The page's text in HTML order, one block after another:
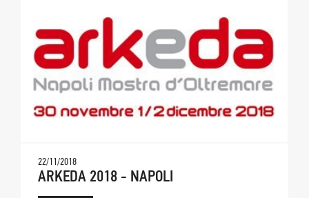
22/11/2018
ARKEDA 2018 - NAPOLI